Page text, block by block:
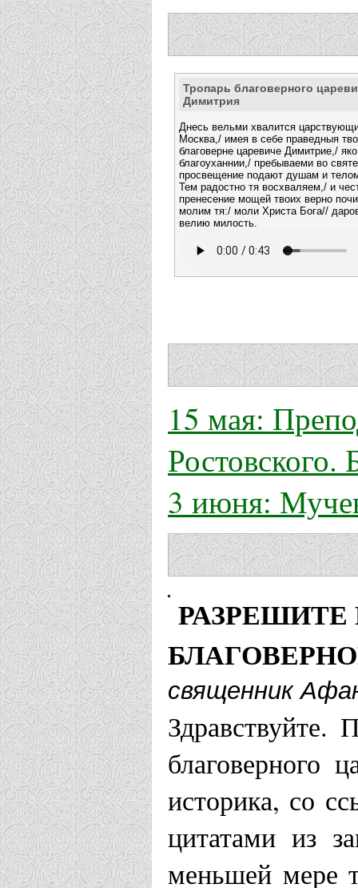
Тропарь благоверного
Димитрия
Днесь вельми хвалится
Москва,/ имея в себе праведныя
благоверне царевиче Димитрие,/
благоуханнии,/ пребываеми во
просвещение подают душам и
Тем радостно тя восхваляем,/ и
пренесение мощей твоих верно
молим тя:/ моли Христа Бога//
велию милость.
15 мая:
Ростовского.
3 июня:
священник
благоверного
историка, со
цитатами из
меньшей мере